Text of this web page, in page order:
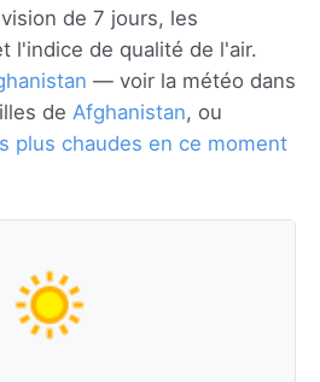
de 7 jours, les
l'indice de qualité de l'air.
— voir la météo dans
de Afghanistan, ou
plus chaudes en ce moment